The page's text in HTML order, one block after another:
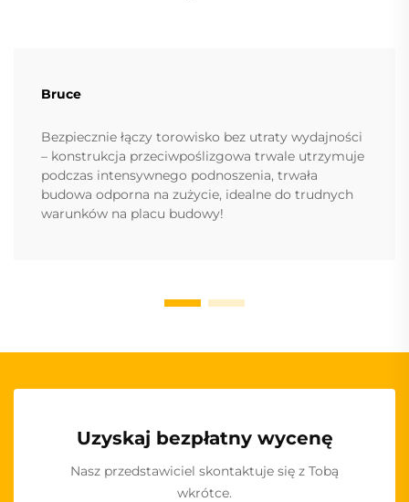
Bruce
Bezpiecznie łączy torowisko bez utraty wydajności
– konstrukcja przeciwpoślizgowa trwale utrzymuje
podczas intensywnego podnoszenia, trwała
budowa odporna na zużycie, idealne do trudnych
warunków na placu budowy!
Uzyskaj bezpłatny wycenę
Nasz przedstawiciel skontaktuje się z Tobą
wkrótce.